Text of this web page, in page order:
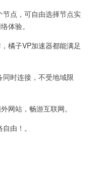
点，可自由选择节点实
体验。
橘子VP加速器都能满足
时连接，不受地域限
站，畅游互联网。
由！。